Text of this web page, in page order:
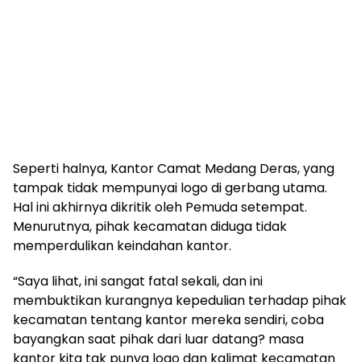
Seperti halnya, Kantor Camat Medang Deras, yang
tampak tidak mempunyai logo di gerbang utama.
Hal ini akhirnya dikritik oleh Pemuda setempat.
Menurutnya, pihak kecamatan diduga tidak
memperdulikan keindahan kantor.
“Saya lihat, ini sangat fatal sekali, dan ini
membuktikan kurangnya kepedulian terhadap pihak
kecamatan tentang kantor mereka sendiri, coba
bayangkan saat pihak dari luar datang? masa